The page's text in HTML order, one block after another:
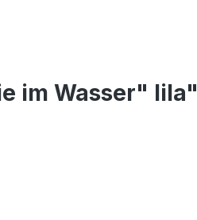
im Wasser" lila"